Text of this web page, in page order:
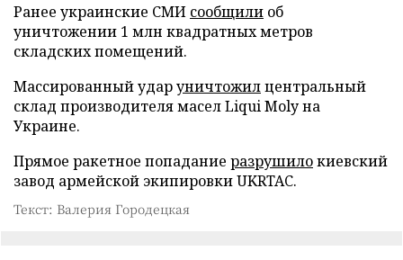
Ранее украинские СМИ сообщили об
уничтожении 1 млн квадратных метров
складских помещений.
Массированный ударуничтожилцентральный
склад производителя масел Liqui Moly на
Украине.
Прямое ракетное попадание разрушилокиевский
завод армейской экипировки UKRTAC.
Текст: Валерия Городецкая